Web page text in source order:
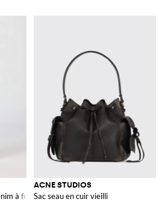
à finition pailletée
ACNE STUDIOS
Sac seau en cuir vieilli